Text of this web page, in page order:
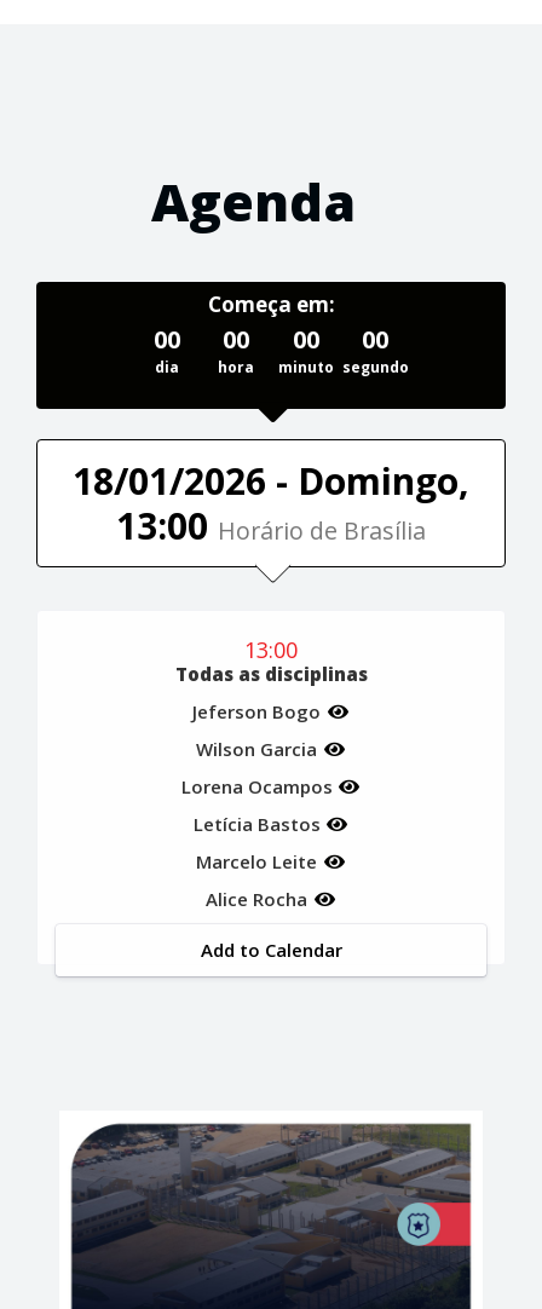
Agenda
Começa em:
00
dia
00
hora
00
minuto
00
segundo
18/01/2026 - Domingo,
13:00 Horário de Brasília
13:00
Todas as disciplinas
Jeferson Bogo
Wilson Garcia
Lorena Ocampos
Letícia Bastos
Marcelo Leite
Alice Rocha
Add to Calendar